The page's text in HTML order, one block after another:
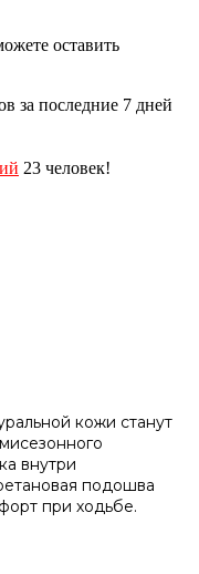
оставить
за последние 7 дней
23 человек!
кожи станут
внутри
подошва
при ходьбе.